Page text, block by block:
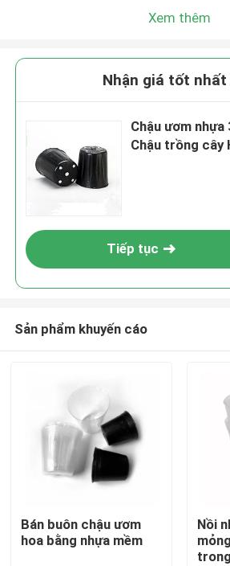
Xem thêm
Nhận giá tốt nhất
Chậu ươm
Chậu trồng cây
Tiếp tục
Sản phẩm khuyến cáo
Bán buôn chậu ươm
hoa bằng nhựa mềm
Nồi